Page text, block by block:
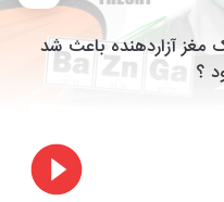
آزاردهنده باعث شد
؟